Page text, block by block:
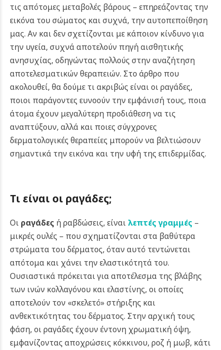
τις απότομες μεταβολές βάρους – επηρεάζοντας την
εικόνα του σώματος και συχνά, την αυτοπεποίθηση
μας. Αν και δεν σχετίζονται με κάποιον κίνδυνο για
την υγεία, συχνά αποτελούν πηγή αισθητικής
ανησυχίας, οδηγώντας πολλούς στην αναζήτηση
αποτελεσματικών θεραπειών. Στο άρθρο που
ακολουθεί, θα δούμε τι ακριβώς είναι οι ραγάδες,
ποιοι παράγοντες ευνοούν την εμφάνισή τους, ποια
άτομα έχουν μεγαλύτερη προδιάθεση να τις
αναπτύξουν, αλλά και ποιες σύγχρονες
δερματολογικές θεραπείες μπορούν να βελτιώσουν
σημαντικά την εικόνα και την υφή της επιδερμίδας.
Τι είναι οι ραγάδες;
Οι ραγάδες ή ραβδώσεις, είναι λεπτές γραμμές –
μικρές ουλές – που σχηματίζονται στα βαθύτερα
στρώματα του δέρματος, όταν αυτό τεντώνεται
απότομα και χάνει την ελαστικότητά του.
Ουσιαστικά πρόκειται για αποτέλεσμα της βλάβης
των ινών κολλαγόνου και ελαστίνης, οι οποίες
αποτελούν τον «σκελετό» στήριξης και
ανθεκτικότητας του δέρματος. Στην αρχική τους
φάση, οι ραγάδες έχουν έντονη χρωματική όψη,
εμφανίζοντας αποχρώσεις κόκκινου, ροζ ή μωβ, κάτι